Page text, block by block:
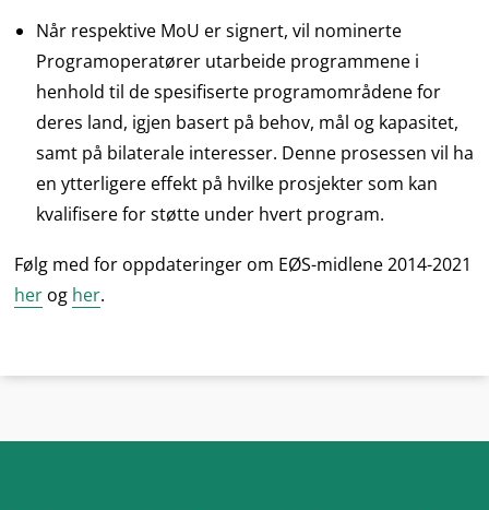
Når respektive MoU er signert, vil nominerte
Programoperatører utarbeide programmene i
henhold til de spesifiserte programområdene for
deres land, igjen basert på behov, mål og kapasitet,
samt på bilaterale interesser. Denne prosessen vil ha
en ytterligere effekt på hvilke prosjekter som kan
kvalifisere for støtte under hvert program.
Følg med for oppdateringer om EØS-midlene 2014-2021
her og her.